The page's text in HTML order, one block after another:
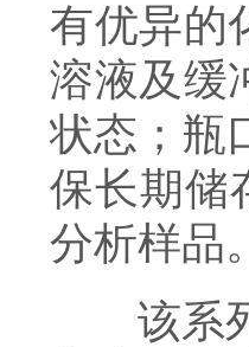
有优异的
溶液及缓
状态；瓶
保长期储
分析样品。
该系列